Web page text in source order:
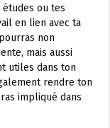
ou tes
en lien avec ta
non
mais aussi
utiles dans ton
rendre ton
impliqué dans